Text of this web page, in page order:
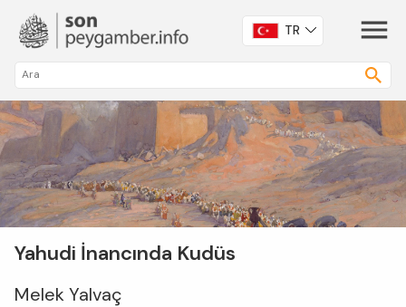
TR
Yahudi İnancında Kudüs
Melek Yalvaç